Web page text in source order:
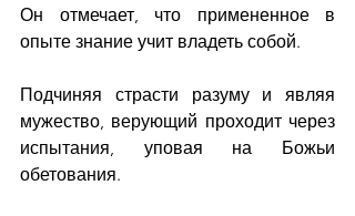
Он отмечает, что примененное в
опыте знание учит владеть собой.
Подчиняя страсти разуму и являя
мужество, верующий проходит через
испытания, уповая на Божьи
обетования.